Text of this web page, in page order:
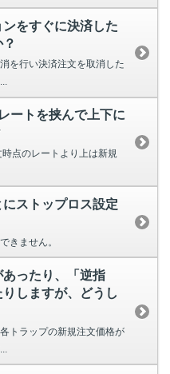
ンをすぐに決済した
を行い決済注文を取消した
ートを挟んで上下に
点のレートより上は新規
にストップロス設定
きません。
あったり、「逆指
しますが、どうし
トラップの新規注文価格が